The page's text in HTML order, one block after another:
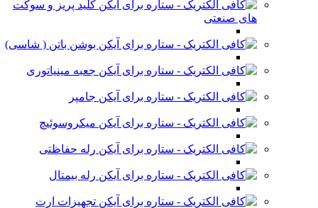
کلید پریز و سوکت
های صنعتی
بوشن باتن ( شاسی)
جعبه مینیاتوری
جامپر
میکروسوئیچ
رله حفاظتی
رله بیمتال
تجهیزات ارت